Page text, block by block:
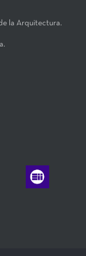
la Arquitectura.